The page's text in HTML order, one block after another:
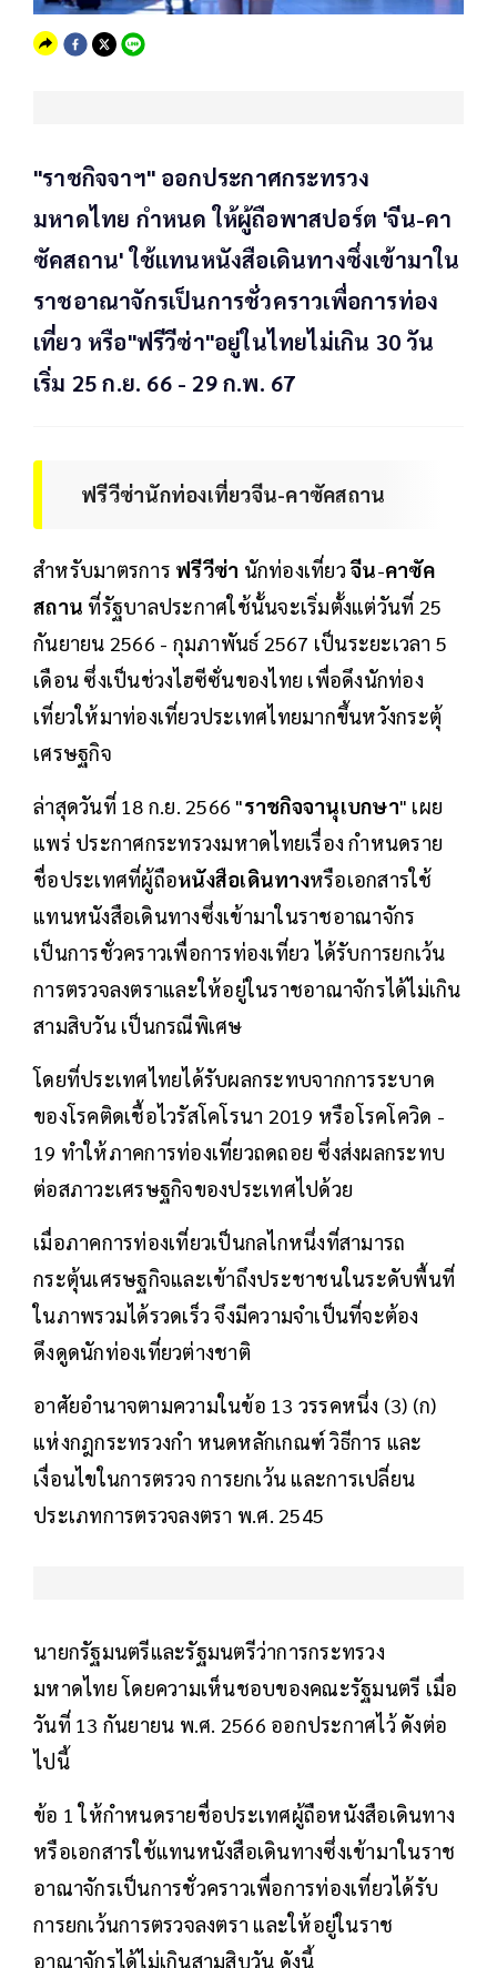
"ราชกิจจาฯ" ออกประกาศกระทรวง
มหาดไทย กำหนด ให้ผู้ถือพาสปอร์ต 'จีน-คา
ซัคสถาน' ใช้แทนหนังสือเดินทางซึ่งเข้ามาใน
ราชอาณาจักรเป็นการชั่วคราวเพื่อการท่อง
เที่ยว หรือ"ฟรีวีซ่า"อยู่ในไทยไม่เกิน 30 วัน
เริ่ม 25 ก.ย. 66 - 29 ก.พ. 67
ฟรีวีซ่านักท่องเที่ยวจีน-คาซัคสถาน
สำหรับมาตรการ ฟรีวีซ่า นักท่องเที่ยว จีน-คาซัค
สถาน ที่รัฐบาลประกาศใช้นั้นจะเริ่มตั้งแต่วันที่ 25
กันยายน 2566 - กุมภาพันธ์ 2567 เป็นระยะเวลา 5
เดือน ซึ่งเป็นช่วงไฮซีซั่นของไทย เพื่อดึงนักท่อง
เที่ยวให้มาท่องเที่ยวประเทศไทยมากขึ้นหวังกระตุ้
เศรษฐกิจ
ล่าสุดวันที่ 18 ก.ย. 2566 "ราชกิจจานุเบกษา" เผย
แพร่ ประกาศกระทรวงมหาดไทยเรื่อง กำหนดราย
ชื่อประเทศที่ผู้ถือหนังสือเดินทางหรือเอกสารใช้
แทนหนังสือเดินทางซึ่งเข้ามาในราชอาณาจักร
เป็นการชั่วคราวเพื่อการท่องเที่ยว ได้รับการยกเว้น
การตรวจลงตราและให้อยู่ในราชอาณาจักรได้ไม่เกิน
สามสิบวัน เป็นกรณีพิเศษ
โดยที่ประเทศไทยได้รับผลกระทบจากการระบาด
ของโรคติดเชื้อไวรัสโคโรนา 2019 หรือโรคโควิด -
19 ทำให้ภาคการท่องเที่ยวถดถอย ซึ่งส่งผลกระทบ
ต่อสภาวะเศรษฐกิจของประเทศไปด้วย
เมื่อภาคการท่องเที่ยวเป็นกลไกหนึ่งที่สามารถ
กระตุ้นเศรษฐกิจและเข้าถึงประชาชนในระดับพื้นที่
ในภาพรวมได้รวดเร็ว จึงมีความจำเป็นที่จะต้อง
ดึงดูดนักท่องเที่ยวต่างชาติ
อาศัยอำนาจตามความในข้อ 13 วรรคหนึ่ง (3) (ก)
แห่งกฎกระทรวงกำ หนดหลักเกณฑ์ วิธีการ และ
เงื่อนไขในการตรวจ การยกเว้น และการเปลี่ยน
ประเภทการตรวจลงตรา พ.ศ. 2545
นายกรัฐมนตรีและรัฐมนตรีว่าการกระทรวง
มหาดไทย โดยความเห็นชอบของคณะรัฐมนตรี เมื่อ
วันที่ 13 กันยายน พ.ศ. 2566 ออกประกาศไว้ ดังต่อ
ไปนี้
ข้อ 1 ให้กำหนดรายชื่อประเทศผู้ถือหนังสือเดินทาง
หรือเอกสารใช้แทนหนังสือเดินทางซึ่งเข้ามาในราช
อาณาจักรเป็นการชั่วคราวเพื่อการท่องเที่ยวได้รับ
การยกเว้นการตรวจลงตรา และให้อยู่ในราช
อาณาจักรได้ไม่เกินสามสิบวัน ดังนี้